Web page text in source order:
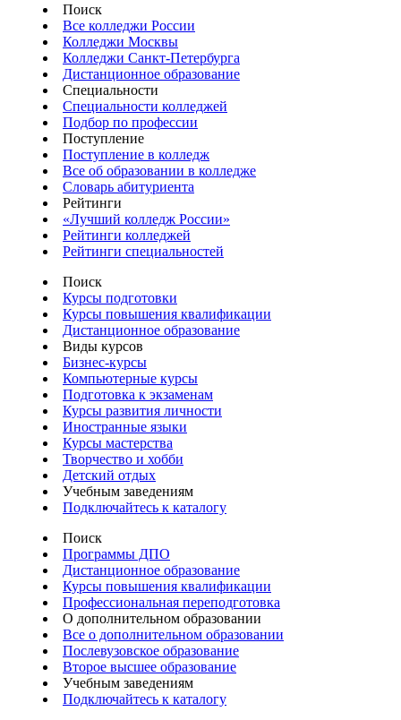
Поиск
Все колледжи России
Колледжи Москвы
Колледжи Санкт-Петербурга
Дистанционное образование
Специальности
Специальности колледжей
Подбор по профессии
Поступление
Поступление в колледж
Все об образовании в колледже
Словарь абитуриента
Рейтинги
«Лучший колледж России»
Рейтинги колледжей
Рейтинги специальностей
Поиск
Курсы подготовки
Курсы повышения квалификации
Дистанционное образование
Виды курсов
Бизнес-курсы
Компьютерные курсы
Подготовка к экзаменам
Курсы развития личности
Иностранные языки
Курсы мастерства
Творчество и хобби
Детский отдых
Учебным заведениям
Подключайтесь к каталогу
Поиск
Программы ДПО
Дистанционное образование
Курсы повышения квалификации
Профессиональная переподготовка
О дополнительном образовании
Все о дополнительном образовании
Послевузовское образование
Второе высшее образование
Учебным заведениям
Подключайтесь к каталогу